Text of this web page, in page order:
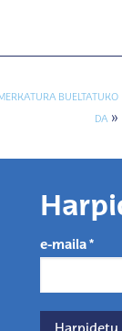
BUELTATUKO
DA»
e-maila*